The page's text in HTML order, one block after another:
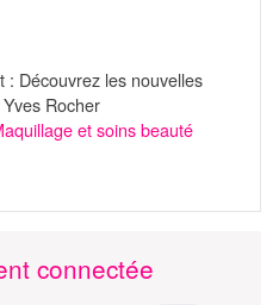
: Découvrez les nouvelles
Rocher
et soins beauté
connectée